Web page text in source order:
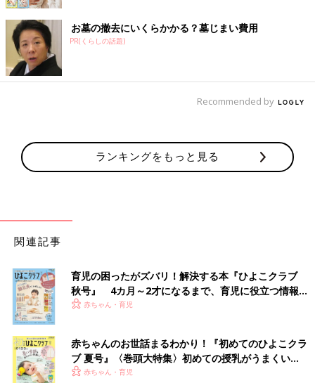
みなさんのおすすめは食品が多いようですね。週に1回はコスト
コチェックをするという、コストコマニア舞さんのおすすめは何
でしょうか。子育て家庭に特におすすめな「神アイテム」とその
活用術について伺いました。
に入れてもおいしいし、ラーメンに入れればワンタンメンのよう
にも食べられます。
米粉のスイスロール
クリームがたっぷり巻き込まれていて、シンプルながらやさしい
味わいがたまらないロールケーキです。そのまま食べるのはもち
ろんフルーツやジャムなどを添えても。
おすすめのアレンジは、子どもの誕生日ケーキアレンジ！ 米粉
のスイスロールにホイップとフルーツをてんこ盛りにトッピング
して棒付きのキャラクターチョコなどを挿して、ろうそくを飾れ
ば豪華な誕生日ケーキの完成。ケーキ屋さんでケーキを買うより
お墓の撤去にいくらかかる？墓じまい費用
PR(くらしの話題)
Recommended by
ランキングをもっと見る
関連記事
育児の困ったがズバリ！解決する本『ひよこクラブ
秋号』 4カ月～2才になるまで、育児に役立つ情報が
いっぱい！
赤ちゃん・育児
赤ちゃんのお世話まるわかり！『初めてのひよこクラ
ブ 夏号』〈巻頭大特集〉初めての授乳がうまくい
く！ おっぱい・ミルクの基本と夏のトラブル 解決テ
赤ちゃん・育児